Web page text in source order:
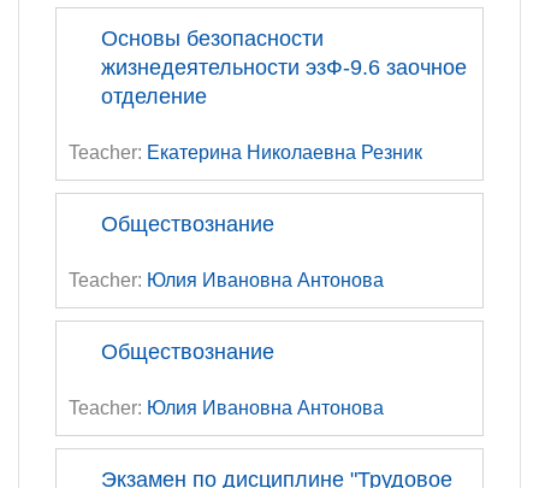
Основы безопасности
жизнедеятельности эзФ-9.6 заочное
отделение
Teacher: Екатерина Николаевна Резник
Обществознание
Teacher: Юлия Ивановна Антонова
Обществознание
Teacher: Юлия Ивановна Антонова
Экзамен по дисциплине "Трудовое